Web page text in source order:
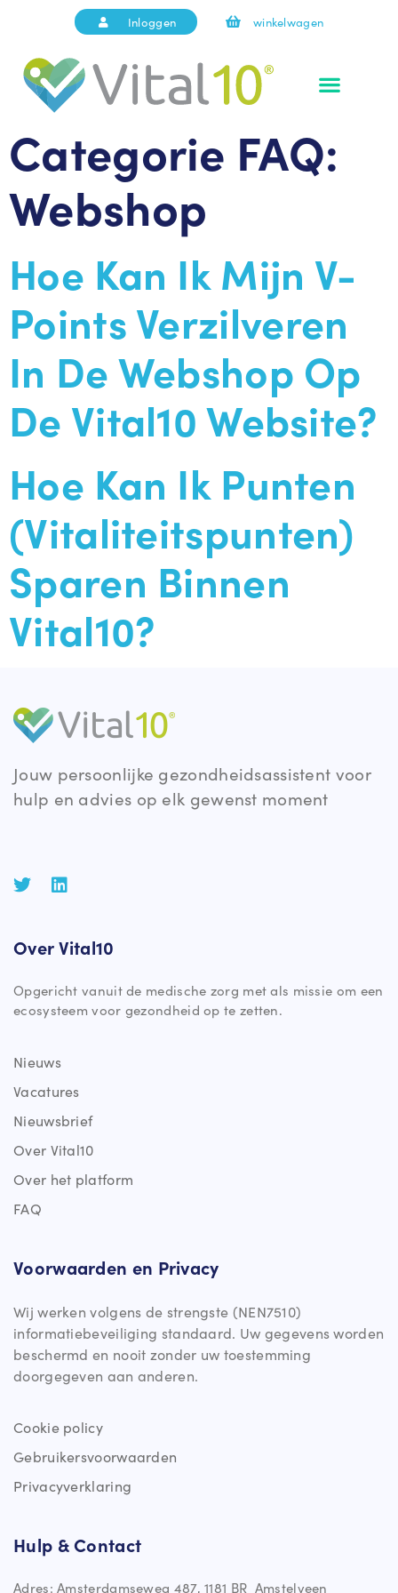
Inloggen winkelwagen
Categorie FAQ:
Webshop
Hoe Kan Ik Mijn V-
Points Verzilveren
In De Webshop Op
De Vital10 Website?
Hoe Kan Ik Punten
(vitaliteitspunten)
Sparen Binnen
Vital10?
Jouw persoonlijke gezondheidsassistent voor
hulp en advies op elk gewenst moment
Over Vital10
Opgericht vanuit de medische zorg met als missie om een
ecosysteem voor gezondheid op te zetten.
Nieuws
Vacatures
Nieuwsbrief
Over Vital10
Over het platform
FAQ
Voorwaarden en Privacy
Wij werken volgens de strengste (NEN7510)
informatiebeveiliging standaard. Uw gegevens worden
beschermd en nooit zonder uw toestemming
doorgegeven aan anderen.
Cookie policy
Gebruikersvoorwaarden
Privacyverklaring
Hulp & Contact
Adres: Amsterdamseweg 487, 1181 BR Amstelveen